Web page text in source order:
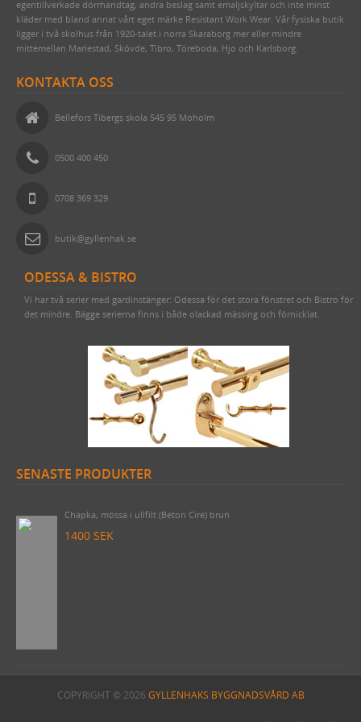
egentillverkade dörrhandtag, andra beslag samt emaljskyltar och inte minst
kläder med bland annat vårt eget märke Resistant Work Wear. Vår fysiska butik
ligger i två skolhus från 1920-talet i norra Skaraborg mer eller mindre
mittemellan Mariestad, Skövde, Tibro, Töreboda, Hjo och Karlsborg.
KONTAKTA OSS
Bellefors Tibergs skola 545 95 Moholm
0500 400 450
0708 369 329
butik@gyllenhak.se
ODESSA & BISTRO
Vi har två serier med gardinstänger: Odessa för det stora fönstret och Bistro för
det mindre. Bägge serierna finns i både olackad mässing och förnicklat.
SENASTE PRODUKTER
425 SEK
COPYRIGHT © 2026 GYLLENHAKS BYGGNADSVÅRD AB